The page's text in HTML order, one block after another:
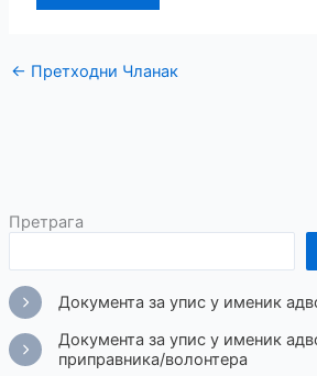
Претрага
Документа за упис у именик
Документа за упис у именик
приправника/волонтера
← Претходни Чланак